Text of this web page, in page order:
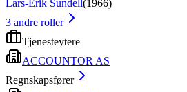
Lars-Erik Sundell (1966)
3 andre roller
Tjenesteytere
ACCOUNTOR AS
Regnskapsfører